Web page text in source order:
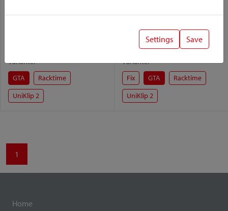
Variante:
GTA
Racktime
UniKlip 2
Citybox
Variante:
Fix
GTA
Racktime
UniKlip 2
1
Home
Settings Save